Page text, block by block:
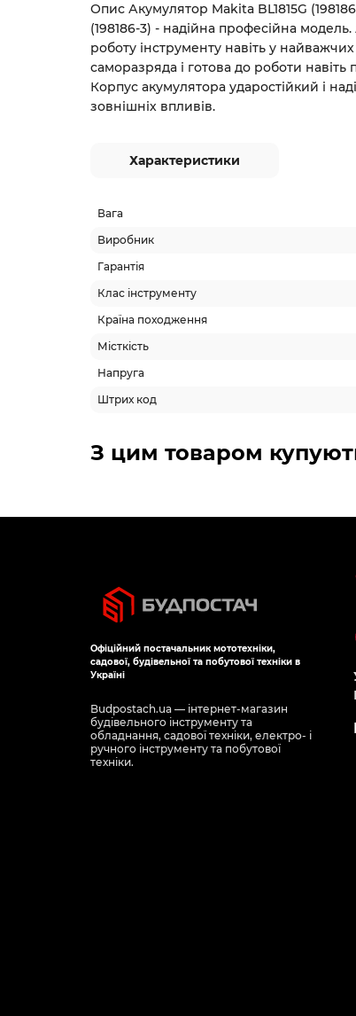
Опис Акумулятор Makita BL1815G
(198186-3) - надійна професійна
роботу інструменту навіть у
саморазряда і готова до роботи навіть
Корпус акумулятора ударостійкий і
зовнішніх впливів.
Характеристики
Вага
Виробник
Гарантія
Клас інструменту
Країна походження
Місткість
Напруга
Штрих код
З цим товаром
Офіційний постачальник мототехніки,
садової, будівельної та побутової техніки в
Україні
Budpostach.ua — інтернет-магазин
будівельного інструменту та
обладнання, садової техніки, електро- і
ручного інструменту та побутової
техніки.